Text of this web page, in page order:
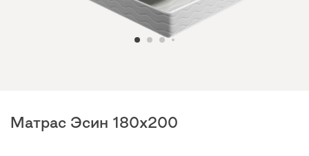
Матрас Эсин 180x200
Арт. 128212